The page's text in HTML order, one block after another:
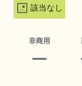
該当なし
非商用